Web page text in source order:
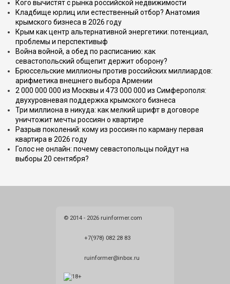
Кого вычистят с рынка российской недвижимости
Кладбище юрлиц или естественный отбор? Анатомия
крымского бизнеса в 2026 году
Крым как центр альтернативной энергетики: потенциал,
проблемы и перспективыф
Война войной, а обед по расписанию: как
севастопольский общепит держит оборону?
Брюссельские миллионы против российских миллиардов:
арифметика внешнего выбора Армении
2 000 000 000 из Москвы и 473 000 000 из Симферополя:
двухуровневая поддержка крымского бизнеса
Три миллиона в никуда: как мелкий шрифт в договоре
уничтожит мечты россиян о квартире
Разрыв поколений: кому из россиян по карману первая
квартира в 2026 году
Голос не онлайн: почему севастопольцы пойдут на
выборы 20 сентября?
© 2014 - 2026 ruinformer.com
+7(978) 082 28 83
ruinformer@inbox.ru